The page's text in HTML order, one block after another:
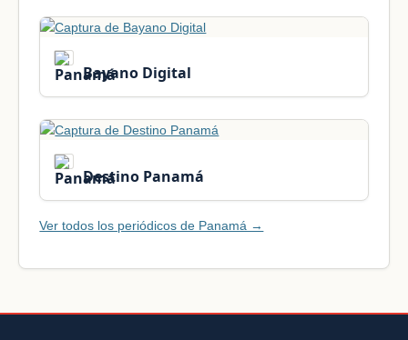
Bayano Digital
Destino Panamá
Ver todos los periódicos de Panamá →